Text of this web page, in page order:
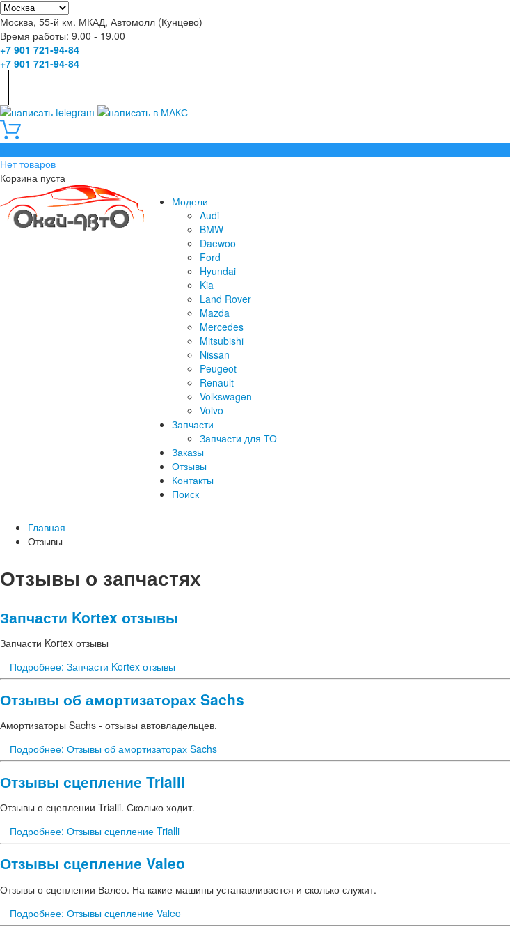
Москва, 55-й км. МКАД, Автомолл (Кунцево)
Время работы: 9.00 - 19.00
+7 901 721-94-84
+7 901 721-94-84
Нет товаров
Корзина пуста
Модели
Audi
BMW
Daewoo
Ford
Hyundai
Kia
Land Rover
Mazda
Mercedes
Mitsubishi
Nissan
Peugeot
Renault
Volkswagen
Volvo
Запчасти
Запчасти для ТО
Заказы
Отзывы
Контакты
Поиск
Главная
Отзывы
Отзывы о запчастях
Запчасти Kortex отзывы
Запчасти Kortex отзывы
Подробнее: Запчасти Kortex отзывы
Отзывы об амортизаторах Sachs
Амортизаторы Sachs - отзывы автовладельцев.
Подробнее: Отзывы об амортизаторах Sachs
Отзывы сцепление Trialli
Отзывы о сцеплении Trialli. Сколько ходит.
Подробнее: Отзывы сцепление Trialli
Отзывы сцепление Valeo
Отзывы о сцеплении Валео. На какие машины устанавливается и сколько служит.
Подробнее: Отзывы сцепление Valeo